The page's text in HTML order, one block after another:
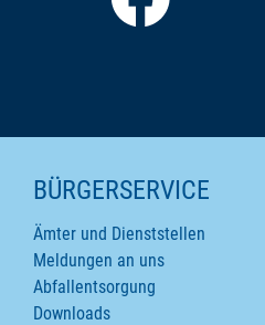
SEITENINHALTE
BÜRGERSERVICE
Ämter und Dienststellen
Meldungen an uns
Abfallentsorgung
Downloads